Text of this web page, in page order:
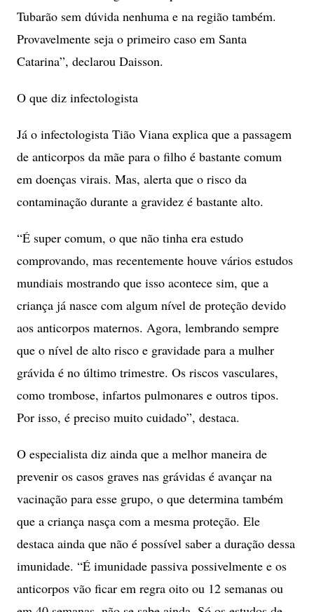
Tubarão sem dúvida nenhuma e na região também.
Provavelmente seja o primeiro caso em Santa
Catarina”, declarou Daisson.
O que diz infectologista
Já o infectologista Tião Viana explica que a passagem
de anticorpos da mãe para o filho é bastante comum
em doenças virais. Mas, alerta que o risco da
contaminação durante a gravidez é bastante alto.
“É super comum, o que não tinha era estudo
comprovando, mas recentemente houve vários estudos
mundiais mostrando que isso acontece sim, que a
criança já nasce com algum nível de proteção devido
aos anticorpos maternos. Agora, lembrando sempre
que o nível de alto risco e gravidade para a mulher
grávida é no último trimestre. Os riscos vasculares,
como trombose, infartos pulmonares e outros tipos.
Por isso, é preciso muito cuidado”, destaca.
O especialista diz ainda que a melhor maneira de
prevenir os casos graves nas grávidas é avançar na
vacinação para esse grupo, o que determina também
que a criança nasça com a mesma proteção. Ele
destaca ainda que não é possível saber a duração dessa
imunidade. “É imunidade passiva possivelmente e os
anticorpos vão ficar em regra oito ou 12 semanas ou